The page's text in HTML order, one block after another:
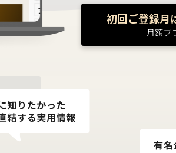
初回ご登録月
月額プ